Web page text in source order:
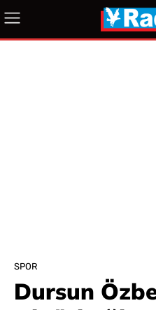
SPOR
Dursun